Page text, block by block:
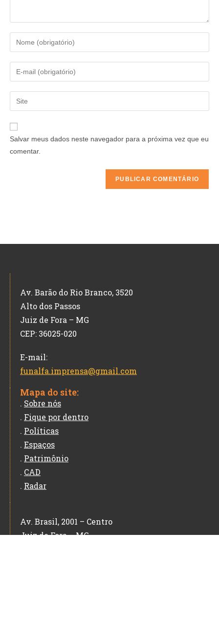
Salvar meus dados neste navegador para a próxima vez que eu
comentar.
Av. Barão do Rio Branco, 3520
Alto dos Passos
Juiz de Fora – MG
CEP: 36025-020
E-mail:
funalfa.imprensa@gmail.com
Mapa do site:
. Sobre nós
. Fique por dentro
. Políticas
. Espaços
. Patrimônio
. CAD
. Radar
Av. Brasil, 2001 – Centro
Juiz de Fora – MG